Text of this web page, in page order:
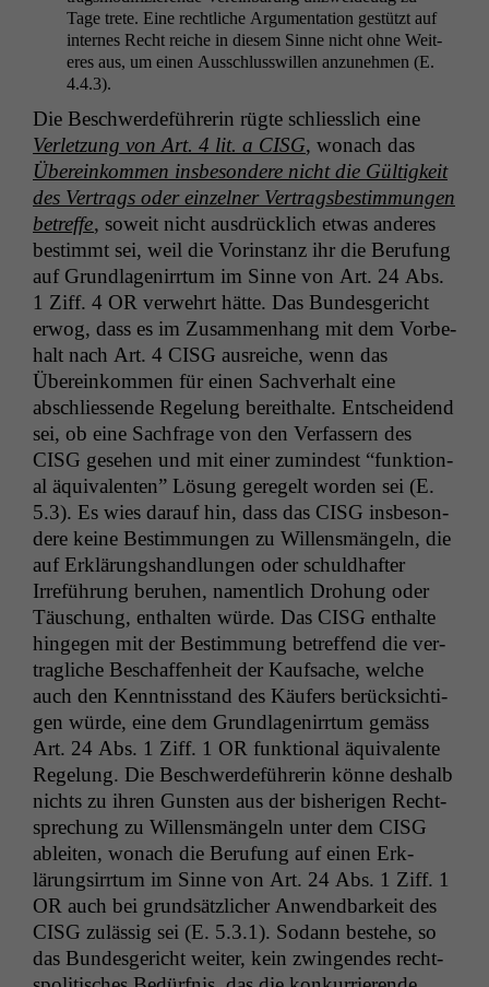
Tage trete. Eine rechtliche Argu­men­ta­tion gestützt auf
internes Recht reiche in diesem Sinne nicht ohne Weit­
eres aus, um einen Auss­chluss­willen anzunehmen (E.
4.4.3).
Die Beschw­erde­führerin rügte schliesslich eine
Ver­let­zung von Art. 4 lit. a CISG, wonach das
Übereinkom­men ins­beson­dere nicht die Gültigkeit
des Ver­trags oder einzel­ner Ver­trags­bes­tim­mungen
betr­e­ffe, soweit nicht aus­drück­lich etwas anderes
bes­timmt sei, weil die Vorin­stanz ihr die Beru­fung
auf Grund­la­genir­rtum im Sinne von Art. 24 Abs.
1 Ziff. 4 OR ver­wehrt hätte. Das Bun­des­gericht
erwog, dass es im Zusam­men­hang mit dem Vor­be­
halt nach Art. 4 CISG aus­re­iche, wenn das
Übereinkom­men für einen Sachver­halt eine
abschliessende Regelung bere­i­thalte. Entschei­dend
sei, ob eine Sach­frage von den Ver­fassern des
CISG gese­hen und mit ein­er zumin­d­est “funk­tion­
al äquiv­a­len­ten” Lösung geregelt wor­den sei (E.
5.3). Es wies darauf hin, dass das CISG ins­beson­
dere keine Bes­tim­mungen zu Wil­lens­män­geln, die
auf Erk­lärung­shand­lun­gen oder schuld­hafter
Irreführung beruhen, namentlich Dro­hung oder
Täuschung, enthal­ten würde. Das CISG enthalte
hinge­gen mit der Bes­tim­mung betr­e­f­fend die ver­
tragliche Beschaf­fen­heit der Kauf­sache, welche
auch den Ken­nt­nis­stand des Käufers berück­sichti­
gen würde, eine dem Grund­la­genir­rtum gemäss
Art. 24 Abs. 1 Ziff. 1 OR funk­tion­al äquiv­a­lente
Regelung. Die Beschw­erde­führerin könne deshalb
nichts zu ihren Gun­sten aus der bish­eri­gen Recht­
sprechung zu Wil­lens­män­geln unter dem CISG
ableit­en, wonach die Beru­fung auf einen Erk­
lärungsir­rtum im Sinne von Art. 24 Abs. 1 Ziff. 1
OR auch bei grund­sät­zlich­er Anwend­barkeit des
CISG zuläs­sig sei (E. 5.3.1). Sodann beste­he, so
das Bun­des­gericht weit­er, kein zwin­gen­des recht­
Notwendige
Cookies